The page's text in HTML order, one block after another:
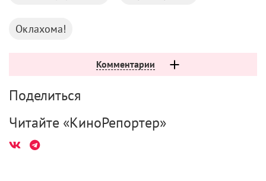
Оклахома!
Комментарии
Поделиться
Читайте «КиноРепортер»